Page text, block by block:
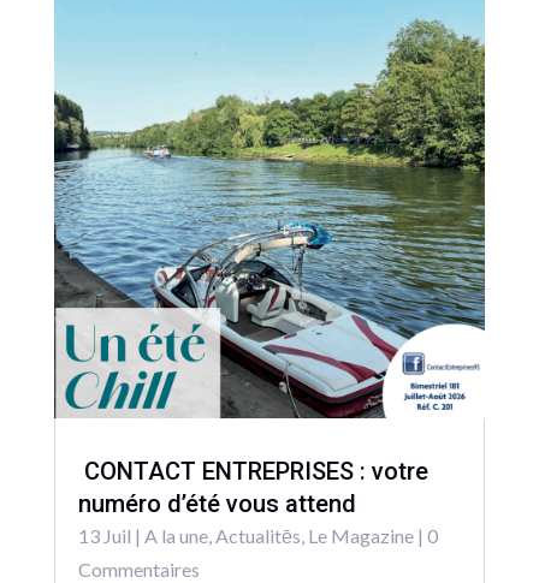
CONTACT ENTREPRISES : votre
numéro d’été vous attend
13 Juil | A la une,Actualitēs, Le Magazine| 0
Commentaires